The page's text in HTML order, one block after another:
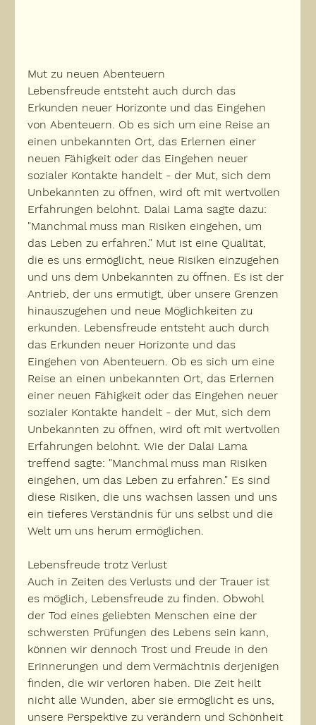
Mut zu neuen Abenteuern
Lebensfreude entsteht auch durch das
Erkunden neuer Horizonte und das Eingehen
von Abenteuern. Ob es sich um eine Reise an
einen unbekannten Ort, das Erlernen einer
neuen Fähigkeit oder das Eingehen neuer
sozialer Kontakte handelt - der Mut, sich dem
Unbekannten zu öffnen, wird oft mit wertvollen
Erfahrungen belohnt. Dalai Lama sagte dazu:
"Manchmal muss man Risiken eingehen, um
das Leben zu erfahren." Mut ist eine Qualität,
die es uns ermöglicht, neue Risiken einzugehen
und uns dem Unbekannten zu öffnen. Es ist der
Antrieb, der uns ermutigt, über unsere Grenzen
hinauszugehen und neue Möglichkeiten zu
erkunden. Lebensfreude entsteht auch durch
das Erkunden neuer Horizonte und das
Eingehen von Abenteuern. Ob es sich um eine
Reise an einen unbekannten Ort, das Erlernen
einer neuen Fähigkeit oder das Eingehen neuer
sozialer Kontakte handelt - der Mut, sich dem
Unbekannten zu öffnen, wird oft mit wertvollen
Erfahrungen belohnt. Wie der Dalai Lama
treffend sagte: "Manchmal muss man Risiken
eingehen, um das Leben zu erfahren." Es sind
diese Risiken, die uns wachsen lassen und uns
ein tieferes Verständnis für uns selbst und die
Welt um uns herum ermöglichen.
Lebensfreude trotz Verlust
Auch in Zeiten des Verlusts und der Trauer ist
es möglich, Lebensfreude zu finden. Obwohl
der Tod eines geliebten Menschen eine der
schwersten Prüfungen des Lebens sein kann,
können wir dennoch Trost und Freude in den
Erinnerungen und dem Vermächtnis derjenigen
finden, die wir verloren haben. Die Zeit heilt
nicht alle Wunden, aber sie ermöglicht es uns,
unsere Perspektive zu verändern und Schönheit